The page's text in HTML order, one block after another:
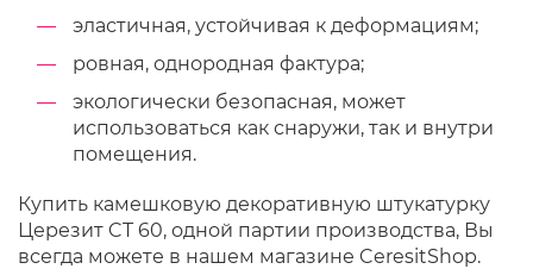
эластичная, устойчивая к деформациям;
ровная, однородная фактура;
экологически безопасная, может
использоваться как снаружи, так и внутри
помещения.
Купить камешковую декоративную штукатурку
Церезит CT 60, одной партии производства, Вы
всегда можете в нашем магазине CeresitShop.